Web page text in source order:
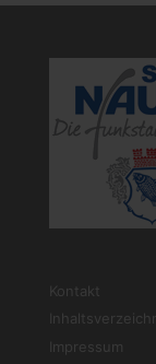
Kontakt
Impressum